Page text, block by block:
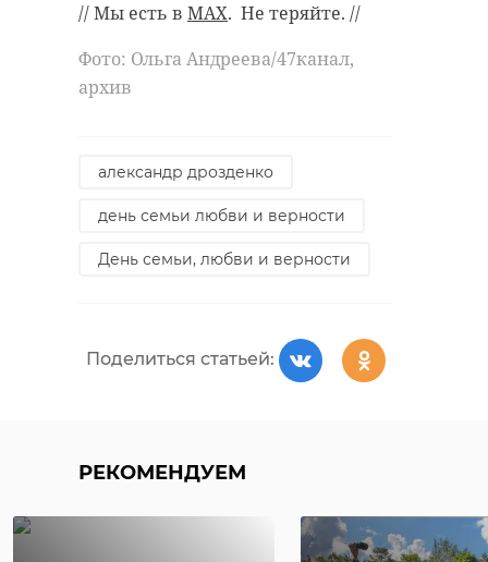
// Мы есть в MAX. Не теряйте. //
Фото: Ольга Андреева/47канал,
архив
александр дрозденко
день семьи любви и верности
День семьи, любви и верности
Поделиться статьей:
РЕКОМЕНДУЕМ